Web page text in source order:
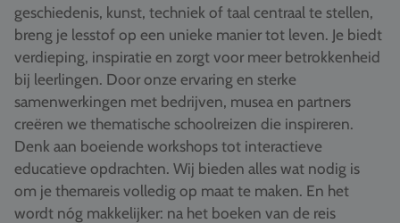
Over ons
Een offerte aanvragen
Referenties
Vacatures
geschiedenis, kunst, techniek of taal centraal te stellen,
breng je lesstof op een unieke manier tot leven. Je biedt
verdieping, inspiratie en zorgt voor meer betrokkenheid
bij leerlingen. Door onze ervaring en sterke
samenwerkingen met bedrijven, musea en partners
creëren we thematische schoolreizen die inspireren.
Denk aan boeiende workshops tot interactieve
educatieve opdrachten. Wij bieden alles wat nodig is
om je themareis volledig op maat te maken. En het
wordt nóg makkelijker: na het boeken van de reis